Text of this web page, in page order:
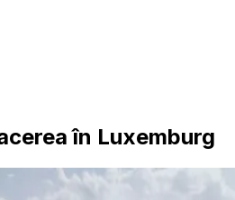
în Luxemburg